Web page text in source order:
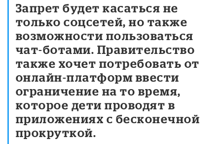
Запрет будет касаться не
только соцсетей, но также
возможности пользоваться
чат-ботами. Правительство
также хочет потребовать от
онлайн-платформ ввести
ограничение на то время,
которое дети проводят в
приложениях с бесконечной
прокруткой.